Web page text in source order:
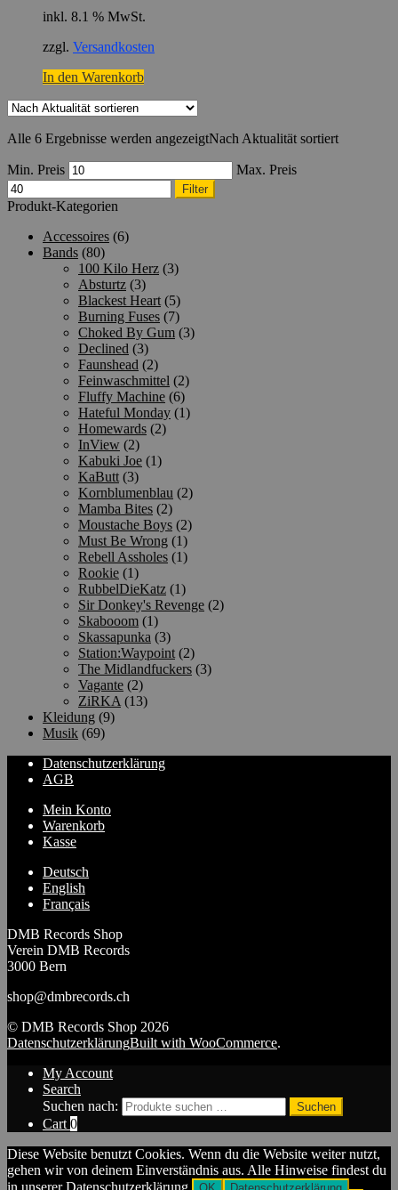
inkl. 8.1 % MwSt.
zzgl. Versandkosten
In den Warenkorb
Alle 6 Ergebnisse werden angezeigtNach Aktualität sortiert
Min. Preis Max. Preis
Filter
Produkt-Kategorien
Accessoires (6)
Bands (80)
100 Kilo Herz (3)
Absturtz (3)
Blackest Heart (5)
Burning Fuses (7)
Choked By Gum (3)
Declined (3)
Faunshead (2)
Feinwaschmittel (2)
Fluffy Machine (6)
Hateful Monday (1)
Homewards (2)
InView (2)
Kabuki Joe (1)
KaButt (3)
Kornblumenblau (2)
Mamba Bites (2)
Moustache Boys (2)
Must Be Wrong (1)
Rebell Assholes (1)
Rookie (1)
RubbelDieKatz (1)
Sir Donkey's Revenge (2)
Skabooom (1)
Skassapunka (3)
Station:Waypoint (2)
The Midlandfuckers (3)
Vagante (2)
ZiRKA (13)
Kleidung (9)
Musik (69)
Datenschutzerklärung
AGB
Mein Konto
Warenkorb
Kasse
Deutsch
English
Français
DMB Records Shop
Verein DMB Records
3000 Bern
shop@dmbrecords.ch
© DMB Records Shop 2026
DatenschutzerklärungBuilt with WooCommerce.
My Account
Search
Suchen nach:
Suchen
Cart 0
Diese Website benutzt Cookies. Wenn du die Website weiter nutzt,
gehen wir von deinem Einverständnis aus. Alle Hinweise findest du
in unserer Datenschutzerklärung.